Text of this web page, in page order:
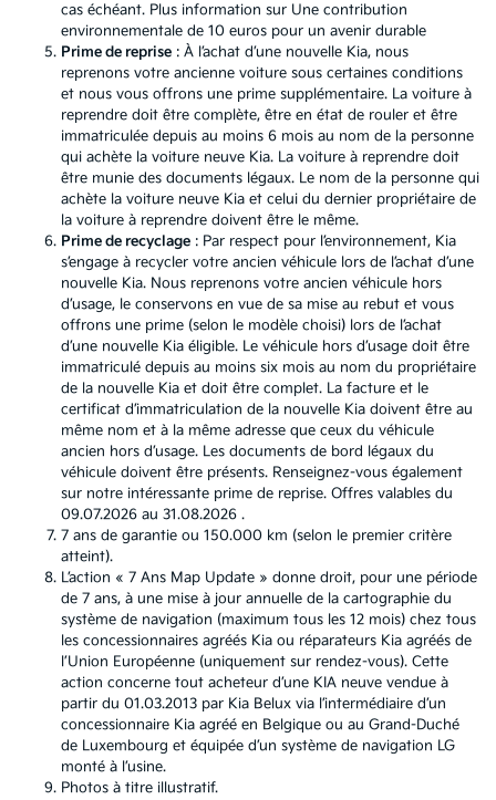
cas échéant. Plus information sur Une contribution
environnementale de 10 euros pour un avenir durable
Prime de reprise : À l’achat d’une nouvelle Kia, nous
reprenons votre ancienne voiture sous certaines conditions
et nous vous offrons une prime supplémentaire. La voiture à
reprendre doit être complète, être en état de rouler et être
immatriculée depuis au moins 6 mois au nom de la personne
qui achète la voiture neuve Kia. La voiture à reprendre doit
être munie des documents légaux. Le nom de la personne qui
achète la voiture neuve Kia et celui du dernier propriétaire de
la voiture à reprendre doivent être le même.
Prime de recyclage : Par respect pour l’environnement, Kia
s’engage à recycler votre ancien véhicule lors de l’achat d’une
nouvelle Kia. Nous reprenons votre ancien véhicule hors
d’usage, le conservons en vue de sa mise au rebut et vous
offrons une prime (selon le modèle choisi) lors de l’achat
d’une nouvelle Kia éligible. Le véhicule hors d’usage doit être
immatriculé depuis au moins six mois au nom du propriétaire
de la nouvelle Kia et doit être complet. La facture et le
certificat d’immatriculation de la nouvelle Kia doivent être au
même nom et à la même adresse que ceux du véhicule
ancien hors d’usage. Les documents de bord légaux du
véhicule doivent être présents. Renseignez-vous également
sur notre intéressante prime de reprise. Offres valables du
09.07.2026 au 31.08.2026 .
7 ans de garantie ou 150.000 km (selon le premier critère
atteint).
L’action « 7 Ans Map Update » donne droit, pour une période
de 7 ans, à une mise à jour annuelle de la cartographie du
système de navigation (maximum tous les 12 mois) chez tous
les concessionnaires agréés Kia ou réparateurs Kia agréés de
l’Union Européenne (uniquement sur rendez-vous). Cette
action concerne tout acheteur d’une KIA neuve vendue à
partir du 01.03.2013 par Kia Belux via l’intermédiaire d’un
concessionnaire Kia agréé en Belgique ou au Grand-Duché
de Luxembourg et équipée d’un système de navigation LG
monté à l’usine.
Photos à titre illustratif.